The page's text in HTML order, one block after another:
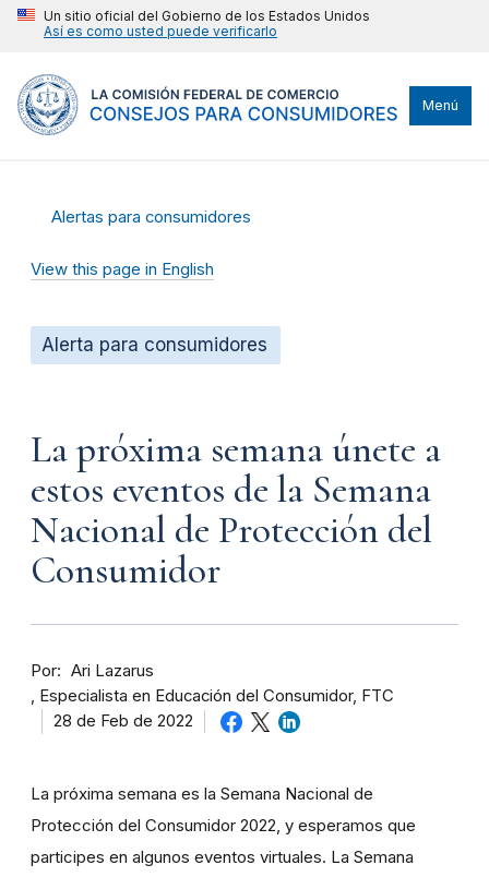
Un sitio oficial del Gobierno de los Estados Unidos
Así es como usted puede verificarlo
Menú
Alertas para consumidores
View this page in English
Alerta para consumidores
La próxima semana únete a
estos eventos de la Semana
Nacional de Protección del
Consumidor
Por
Ari Lazarus
Especialista en Educación del Consumidor, FTC
28 de Feb de 2022
La próxima semana es la Semana Nacional de
Protección del Consumidor 2022, y esperamos que
participes en algunos eventos virtuales. La Semana